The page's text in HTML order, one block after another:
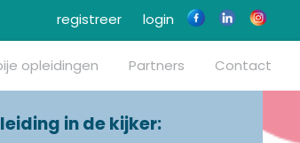
login
registreer
opleidingen Partners Contact
in de kijker: